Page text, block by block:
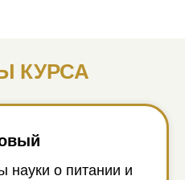
КУРСА
науки о питании и